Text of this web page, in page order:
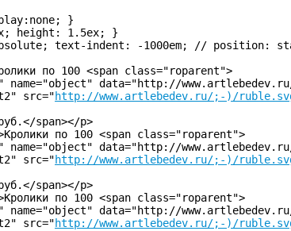
}
height: 1.5ex; }
text-indent: -1000em; // position:
по 100 <span class="roparent">
name="object" data="http://
src="
http://www.artlebedev.ru/;-)/
span></p>
по 100 <span class="roparent">
name="object" data="http://
src="
http://www.artlebedev.ru/;-)/
span></p>
по 100 <span class="roparent">
name="object" data="http://
src="
http://www.artlebedev.ru/;-)/